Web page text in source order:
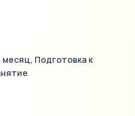
Подготовка к